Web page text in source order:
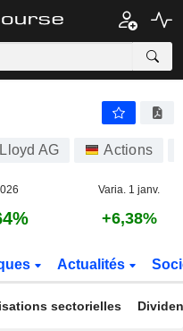
AG Actions
Varia. 1 janv.
+6,38%
Actualités
sectorielles